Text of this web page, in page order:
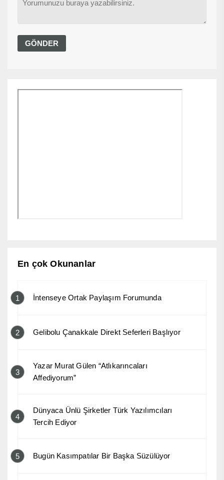
En çok Okunanlar
1 İntenseye Ortak Paylaşım Forumunda
2 Gelibolu Çanakkale Direkt Seferleri Başlıyor
3
Yazar Murat Gülen “Atlıkarıncaları
Affediyorum”
4
Dünyaca Ünlü Şirketler Türk Yazılımcıları
Tercih Ediyor
5 Bugün Kasımpatılar Bir Başka Süzülüyor